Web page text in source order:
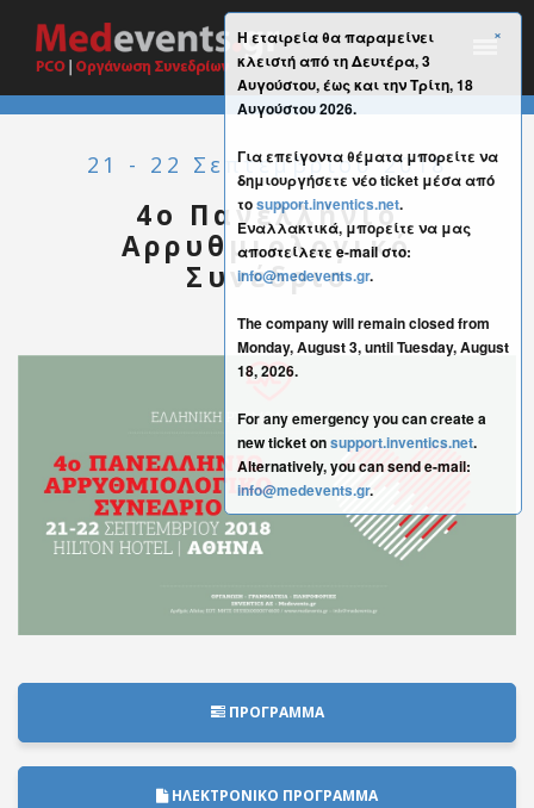
21 - 22 Σεπτεμβρίου 2018
4o Πανελλήνιο
Αρρυθμιολογικό
Συνέδριο
ΠΡΟΓΡΑΜΜΑ
ΗΛΕΚΤΡΟΝΙΚΟ ΠΡΟΓΡΑΜΜΑ
×
Η εταιρεία θα παραμείνει
κλειστή από τη Δευτέρα, 3
Αυγούστου, έως και την Τρίτη, 18
Αυγούστου 2026.
Για επείγοντα θέματα μπορείτε να
δημιουργήσετε νέο ticket μέσα από
τοsupport.inventics.net.
Εναλλακτικά, μπορείτε να μας
αποστείλετε e-mail στο:
info@medevents.gr.
The company will remain closed from
Monday, August 3, until Tuesday, August
18, 2026.
For any emergency you can create a
new ticket onsupport.inventics.net.
Alternatively, you can send e-mail:
info@medevents.gr.